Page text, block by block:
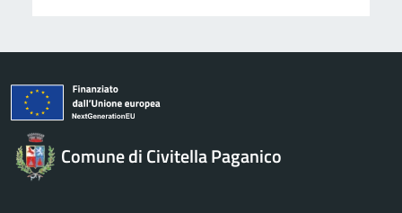
Comune di Civitella Paganico